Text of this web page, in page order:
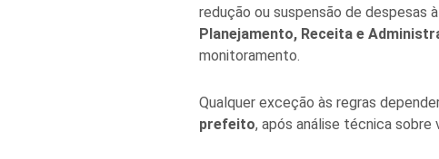
redução ou suspensão de despesas à
Planejamento, Receita e
monitoramento.
Qualquer exceção às regras
prefeito, após análise técnica sobre